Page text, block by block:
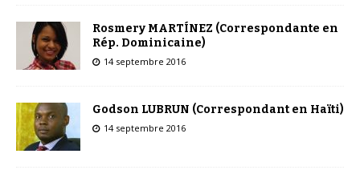
Rosmery MARTÍNEZ (Correspondante en
Rép. Dominicaine)
14 septembre 2016
Godson LUBRUN (Correspondant en Haïti)
14 septembre 2016